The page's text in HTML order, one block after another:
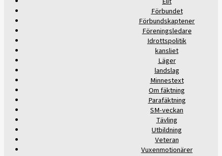
Förbundet
Förbundskaptener
Föreningsledare
Idrottspolitik
kansliet
Läger
landslag
Minnestext
Om fäktning
Parafäktning
SM-veckan
Tävling
Utbildning
Veteran
Vuxenmotionärer